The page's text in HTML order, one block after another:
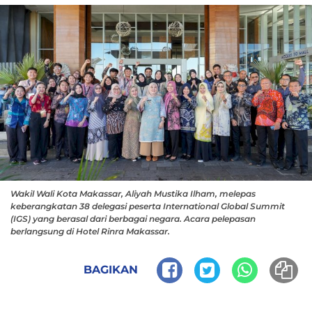
Wakil Wali Kota Makassar, Aliyah Mustika Ilham, melepas
keberangkatan 38 delegasi peserta International Global Summit
(IGS) yang berasal dari berbagai negara. Acara pelepasan
berlangsung di Hotel Rinra Makassar.
BAGIKAN